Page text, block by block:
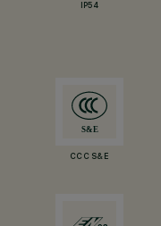
IP54
CCC S&E